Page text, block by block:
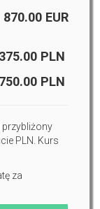
EUR
870.00
PLN
375.00
PLN
przybliżony
PLN. Kurs
za